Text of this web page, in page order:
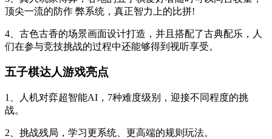
顶尖一流的防作 弊系统，真正智力上的比拼!
4、古色古香的场景画面设计打造，并且搭配了古典配乐，人
们在参与竞技挑战的过程中还能够得到视听享受。
五子棋达人游戏亮点
1、人机对弈超智能AI，7种难度级别，迎接不同程度的挑
战。
2、挑战残局，学习更系统、更高端的规则玩法。